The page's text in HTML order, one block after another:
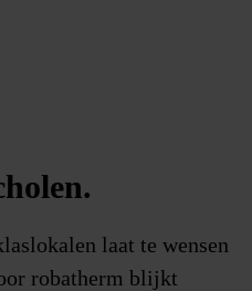
laat te wensen
robatherm blijkt